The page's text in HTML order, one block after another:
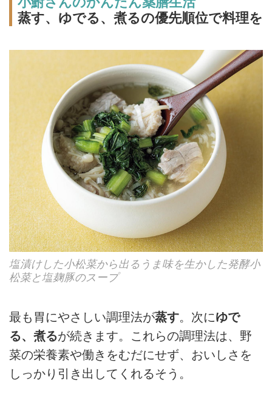
蒸す、ゆでる、煮るの優先順位で料理を
塩漬けした小松菜から出るうま味を生かした発酵小
松菜と塩麹豚のスープ
最も胃にやさしい調理法が蒸す。次にゆで
る、煮るが続きます。これらの調理法は、野
菜の栄養素や働きをむだにせず、おいしさを
しっかり引き出してくれるそう。